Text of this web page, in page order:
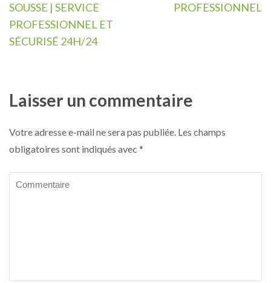
SOUSSE | SERVICE
PROFESSIONNEL ET
SÉCURISÉ 24H/24
PROFESSIONNEL
Laisser un commentaire
Votre adresse e-mail ne sera pas publiée. Les champs
obligatoires sont indiqués avec *
Commentaire